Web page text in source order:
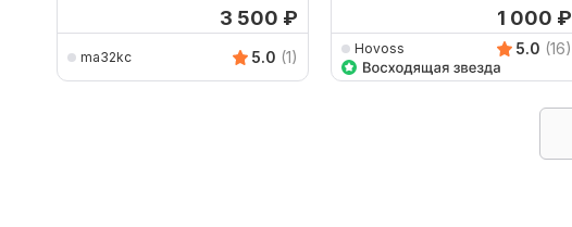
3 500 ₽
ma32kc 5.0 (1)
1 000 ₽
Hovoss 5.0 (16)